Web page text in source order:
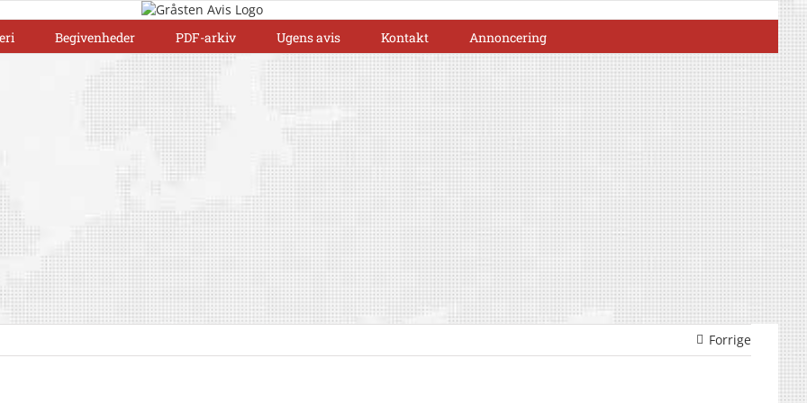
Begivenheder PDF-arkiv Ugens avis Kontakt Annoncering
Forrige